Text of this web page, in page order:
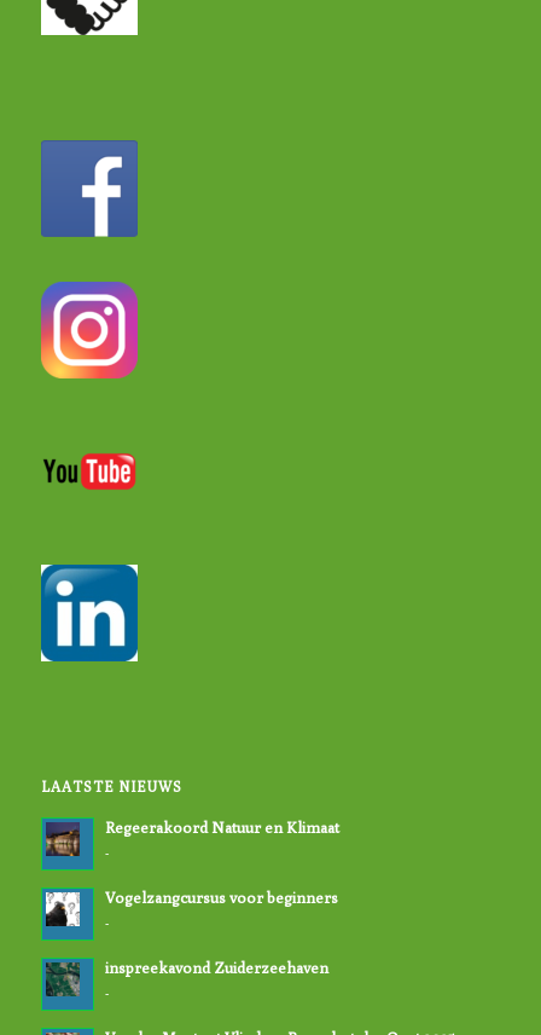
LAATSTE NIEUWS
Regeerakoord Natuur en Klimaat
-
Vogelzangcursus voor beginners
-
inspreekavond Zuiderzeehaven
-